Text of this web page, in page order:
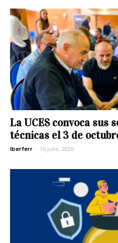
La UCES convoca sus
técnicas el 3 de
Iberferr - 16 julio, 2026